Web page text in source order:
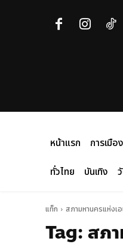
หน้าแรก การเมือง
ทั่วไทย
บันเทิง
แท็ก สภามหานครแห่งเ
Tag:สภ